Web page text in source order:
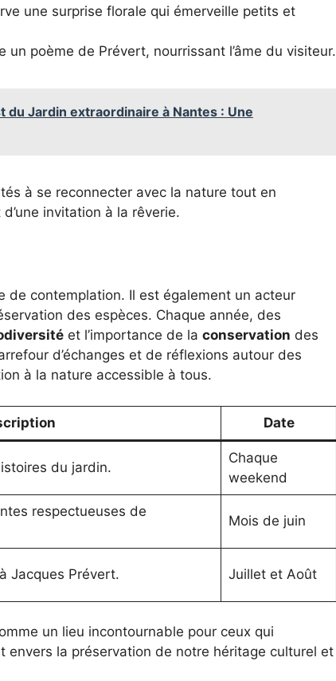
une surprise florale qui émerveille petits et
un poème de Prévert, nourrissant l’âme du visiteur.
du Jardin extraordinaire à Nantes : Une
à se reconnecter avec la nature tout en
invitation à la rêverie.
de contemplation. Il est également un acteur
des espèces. Chaque année, des
et l’importance de la conservation des
d’échanges et de réflexions autour des
à la nature accessible à tous.
Date
du jardin.
Chaque
weekend
respectueuses de
Mois de juin
Jacques Prévert. Juillet et Août
un lieu incontournable pour ceux qui
la préservation de notre héritage culturel et